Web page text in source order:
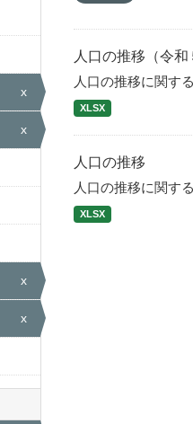
x
x
x
x
人口の推移（令和
人口の推移に関す
XLSX
人口の推移
人口の推移に関す
XLSX